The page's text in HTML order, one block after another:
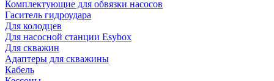
Комплектующие для обвязки насосов
Гаситель гидроудара
Для колодцев
Для насосной станции Esybox
Для скважин
Адаптеры для скважины
Кабель